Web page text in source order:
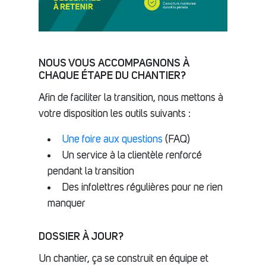
NOUS VOUS ACCOMPAGNONS À
CHAQUE ÉTAPE DU CHANTIER?
Afin de faciliter la transition, nous mettons à
votre disposition les outils suivants :
Une foire aux questions (FAQ)
Un service à la clientèle renforcé
pendant la transition
Des infolettres régulières pour ne rien
manquer
DOSSIER À JOUR?
Un chantier, ça se construit en équipe et